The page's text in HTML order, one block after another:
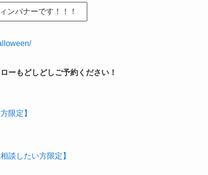
ンバナーです！！！
ーもどしどしご予約ください！
限定】
談したい方限定】